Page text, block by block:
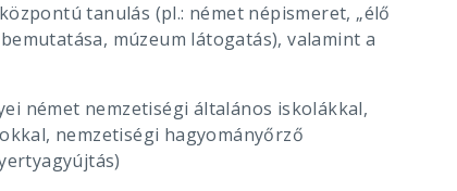
tanulás (pl.: német népismeret, „élő
múzeum látogatás), valamint a
német nemzetiségi általános iskolákkal,
nemzetiségi hagyományőrző